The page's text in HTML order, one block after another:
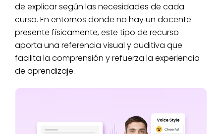
de explicar según las necesidades de cada
curso. En entornos donde no hay un docente
presente físicamente, este tipo de recurso
aporta una referencia visual y auditiva que
facilita la comprensión y refuerza la experiencia
de aprendizaje.